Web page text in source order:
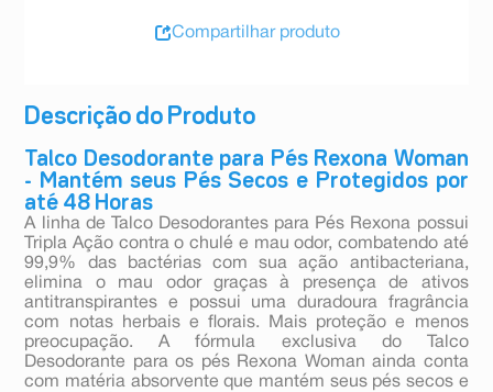
Descrição do Produto
Talco Desodorante para Pés Rexona Woman
- Mantém seus Pés Secos e Protegidos por
até 48 Horas
A linha de Talco Desodorantes para Pés Rexona possui
Tripla Ação contra o chulé e mau odor, combatendo até
99,9% das bactérias com sua ação antibacteriana,
elimina o mau odor graças à presença de ativos
antitranspirantes e possui uma duradoura fragrância
com notas herbais e florais. Mais proteção e menos
preocupação. A fórmula exclusiva do Talco
Desodorante para os pés Rexona Woman ainda conta
com matéria absorvente que mantém seus pés secos e
Compartilhar produto